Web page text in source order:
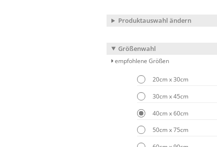
Produktauswahl ändern
Größenwahl
empfohlene Größen
20cm x 30cm
30cm x 45cm
40cm x 60cm
50cm x 75cm